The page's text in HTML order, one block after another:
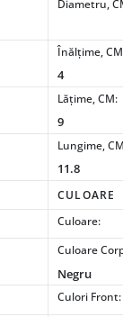
Diametru,
Înălțime,
4
Lățime, CM:
9
Lungime,
11.8
CULOARE
Culoare:
Culoare
Negru
Culori Front: